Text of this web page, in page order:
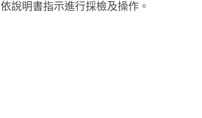
說明書指示進行採檢及操作。